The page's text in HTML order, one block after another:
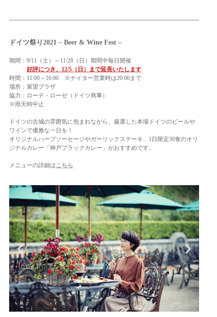
ドイツ祭り2021 – Beer & Wine Fest –
期間：9/11（土）～11/28（日）期間中毎日開催
好評につき、12/5（日）まで延長いたします
時間：11:00～16:00 ※ナイター営業時は20:00まで
場所：展望プラザ
協力：ローテ・ローゼ（ドイツ商事）
※雨天時中止
ドイツの古城の雰囲気に包まれながら、厳選した本場ドイツのビールや
ワインで優雅な一日を！
オリジナルハーブソーセージやガーリックステーキ、1日限定30食のオリ
ジナルカレー「神戸ブラックカレー」がおすすめです。
メニューの詳細はこちら